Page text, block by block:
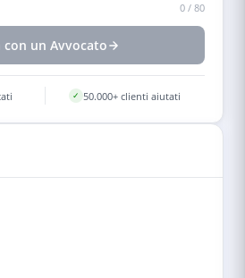
0 / 80
con un Avvocato
✓ 50.000+ clienti aiutati